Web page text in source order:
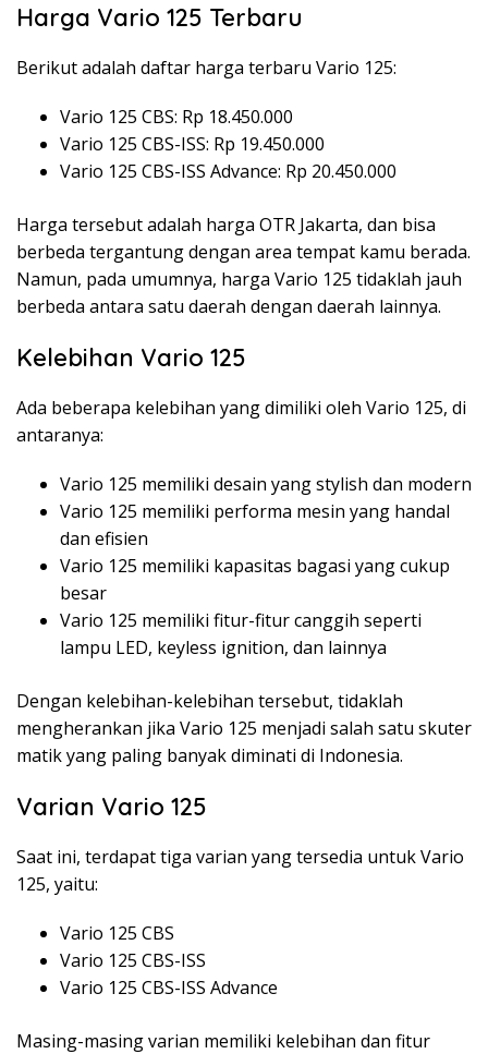
Harga Vario 125 Terbaru
Berikut adalah daftar harga terbaru Vario 125:
Vario 125 CBS: Rp 18.450.000
Vario 125 CBS-ISS: Rp 19.450.000
Vario 125 CBS-ISS Advance: Rp 20.450.000
Harga tersebut adalah harga OTR Jakarta, dan bisa
berbeda tergantung dengan area tempat kamu berada.
Namun, pada umumnya, harga Vario 125 tidaklah jauh
berbeda antara satu daerah dengan daerah lainnya.
Kelebihan Vario 125
Ada beberapa kelebihan yang dimiliki oleh Vario 125, di
antaranya:
Vario 125 memiliki desain yang stylish dan modern
Vario 125 memiliki performa mesin yang handal
dan efisien
Vario 125 memiliki kapasitas bagasi yang cukup
besar
Vario 125 memiliki fitur-fitur canggih seperti
lampu LED, keyless ignition, dan lainnya
Dengan kelebihan-kelebihan tersebut, tidaklah
mengherankan jika Vario 125 menjadi salah satu skuter
matik yang paling banyak diminati di Indonesia.
Varian Vario 125
Saat ini, terdapat tiga varian yang tersedia untuk Vario
125, yaitu:
Vario 125 CBS
Vario 125 CBS-ISS
Vario 125 CBS-ISS Advance
Masing-masing varian memiliki kelebihan dan fitur